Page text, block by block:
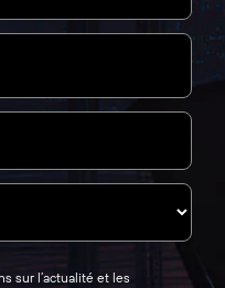
sur l’actualité et les